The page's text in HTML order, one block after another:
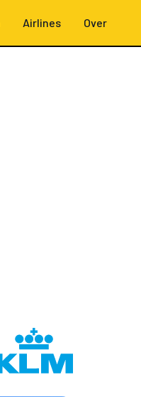
Airlines Over